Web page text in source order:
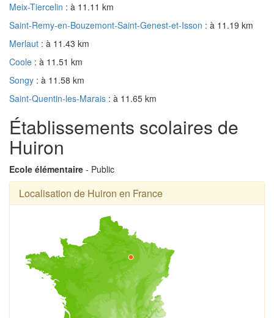
Meix-Tiercelin : à 11.11 km
Saint-Remy-en-Bouzemont-Saint-Genest-et-Isson : à 11.19 km
Merlaut : à 11.43 km
Coole : à 11.51 km
Songy : à 11.58 km
Saint-Quentin-les-Marais : à 11.65 km
Établissements scolaires de
Huiron
Ecole élémentaire - Public
Localisation de Huiron en France